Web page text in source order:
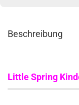
Beschreibung
Little Spring